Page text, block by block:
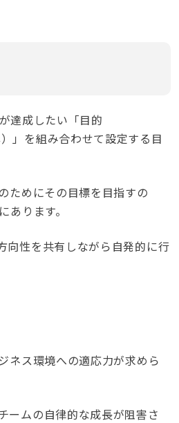
達成したい「目的
」を組み合わせて設定する目
ためにその目標を目指すの
ります。
向性を共有しながら自発的に行
ネス環境への適応力が求めら
ームの自律的な成長が阻害さ